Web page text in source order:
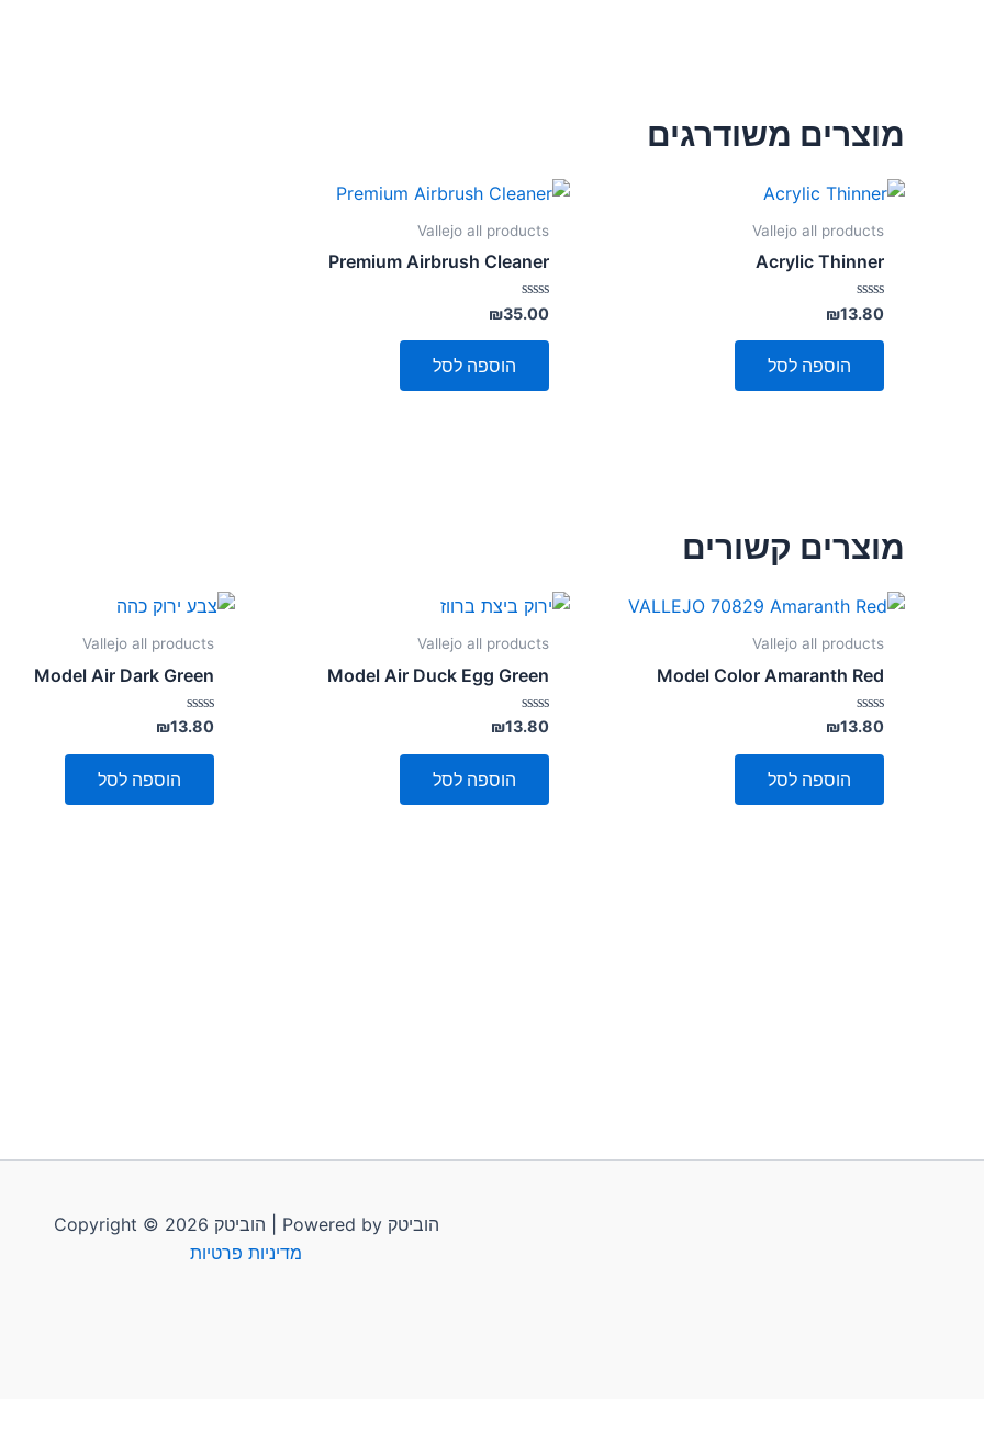
מוצרים משודרגים
Vallejo all products
Acrylic Thinner
דורג
0
מתוך
₪13.80
הוספה לסל
Vallejo all products
Premium Airbrush Cleaner
דורג
0
מתוך
₪35.00
הוספה לסל
מוצרים קשורים
Vallejo all products
Model Color Amaranth Red
דורג
0
מתוך
₪13.80
הוספה לסל
Vallejo all products
Model Air Duck Egg Green
דורג
0
מתוך
₪13.80
הוספה לסל
Vallejo all products
Model Air Dark Green
דורג
0
מתוך
₪13.80
הוספה לסל
Copyright © 2026 הוביטק | Powered by הוביטק
מדיניות פרטיות